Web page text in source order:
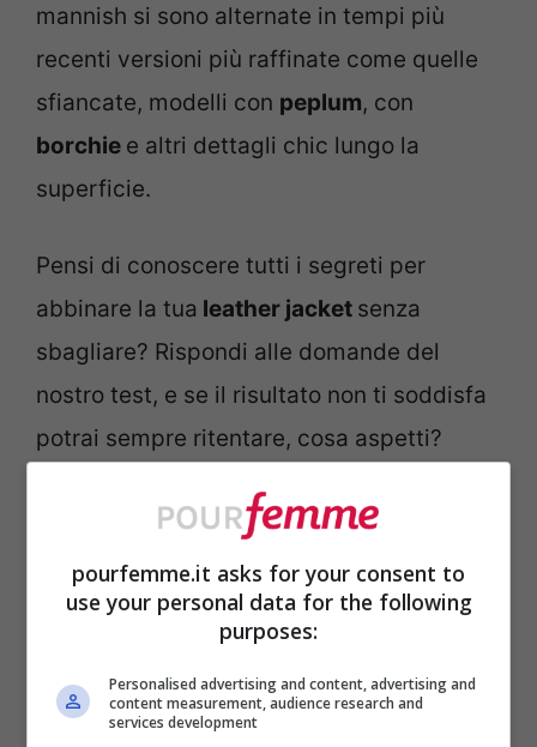
mannish si sono alternate in tempi più
recenti versioni più raffinate come quelle
sfiancate, modelli con peplum, con
borchie e altri dettagli chic lungo la
superficie.
Pensi di conoscere tutti i segreti per
abbinare la tua leather jacket senza
sbagliare? Rispondi alle domande del
nostro test, e se il risultato non ti soddisfa
potrai sempre ritentare, cosa aspetti?
pourfemme.it asks for your consent to
use your personal data for the following
purposes:
Personalised advertising and content, advertising and
content measurement, audience research and
services development